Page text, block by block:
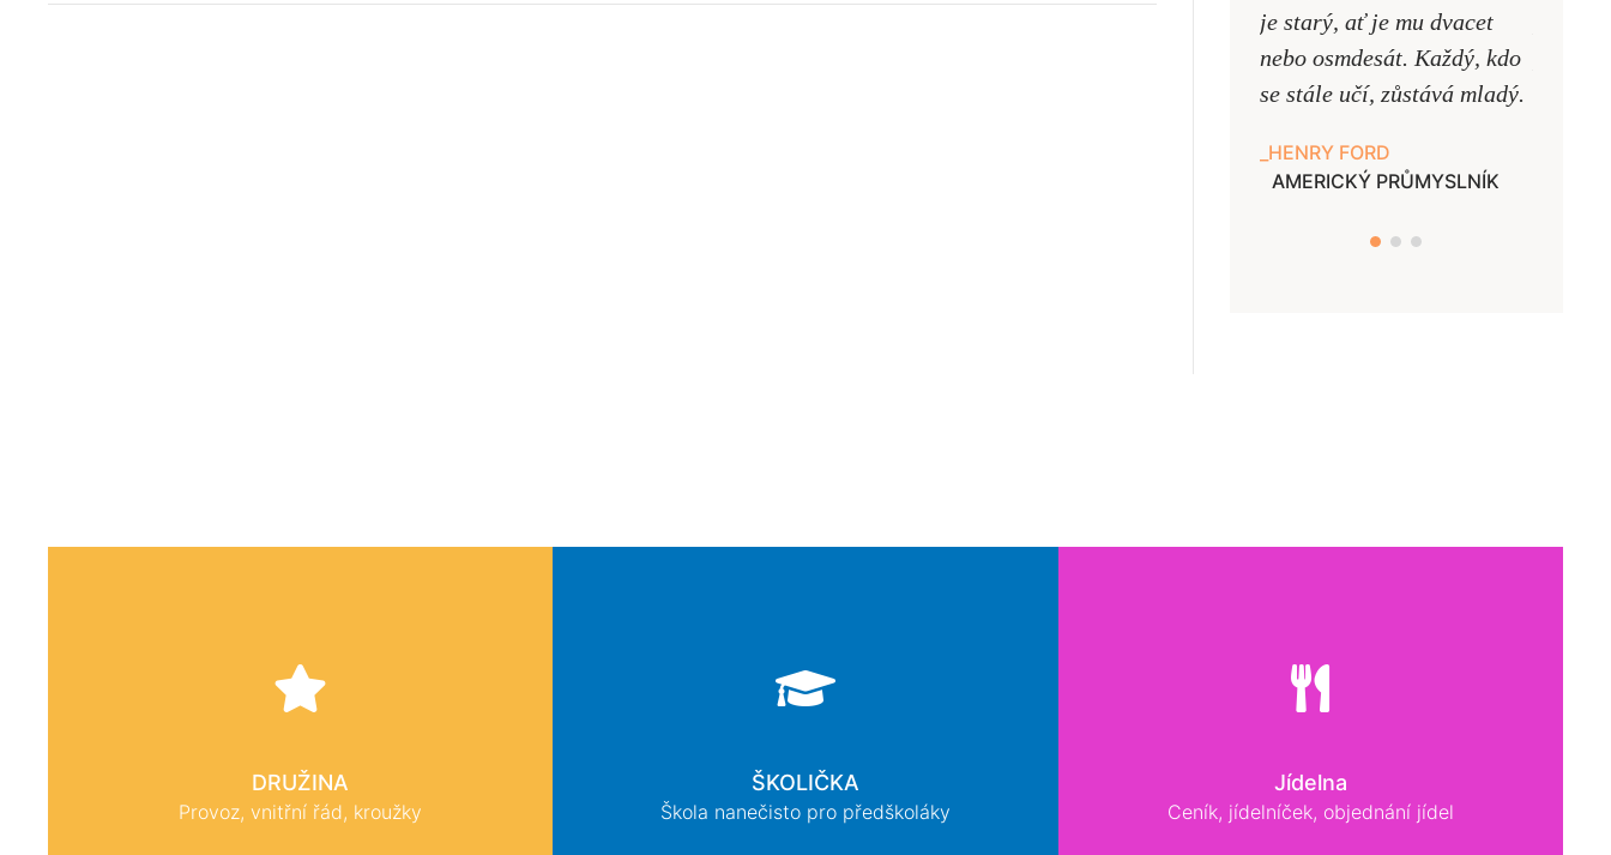
je starý, ať je mu dvacet
nebo osmdesát. Každý, kdo
se stále učí, zůstává mladý.
HENRY FORD
AMERICKÝ PRŮMYSLNÍK
DRUŽINA
Provoz, vnitřní řád, kroužky
ŠKOLIČKA
Škola nanečisto pro předškoláky
Jídelna
Ceník, jídelníček, objednání jídel